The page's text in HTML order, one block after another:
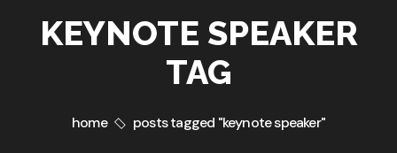
KEYNOTE SPEAKER
TAG
home posts tagged "keynote speaker"